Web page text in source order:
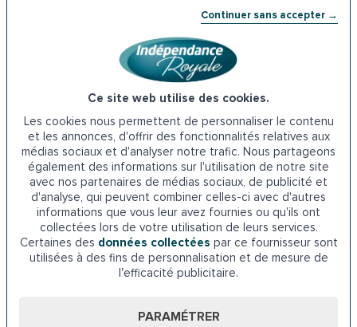
Continuer sans accepter →
Ce site web utilise des cookies.
Les cookies nous permettent de personnaliser le contenu
et les annonces, d'offrir des fonctionnalités relatives aux
médias sociaux et d'analyser notre trafic. Nous partageons
également des informations sur l'utilisation de notre site
avec nos partenaires de médias sociaux, de publicité et
d'analyse, qui peuvent combiner celles-ci avec d'autres
informations que vous leur avez fournies ou qu'ils ont
collectées lors de votre utilisation de leurs services.
Certaines des données collectées par ce fournisseur sont
utilisées à des fins de personnalisation et de mesure de
l’efficacité publicitaire.
PARAMÉTRER
d’une baignoire à porte. Pour être éligible, il faut que le
demandeur atteste d’une résidence stable en France et
soit en situation de perte d’autonomie. L’équipe médico-
sociale du département doit effectuer une visite
d’évaluation pour estimer le degré d’autonomie de la
personne. Le dossier de demande d’APA doit être adressé
au Conseil départemental des Alpes-de-Haute-Provence.
Adresse duConseil départemental des Alpes-de-Haute-
Provence: 13 Av. du Dr Romieu, 04000 Digne-les-Bains
Téléphone : 04 92 30 04 00
6. La caisse de retraite à Digne-les-Bains
âgées qui souhaitent aménager leur domicile en vue de